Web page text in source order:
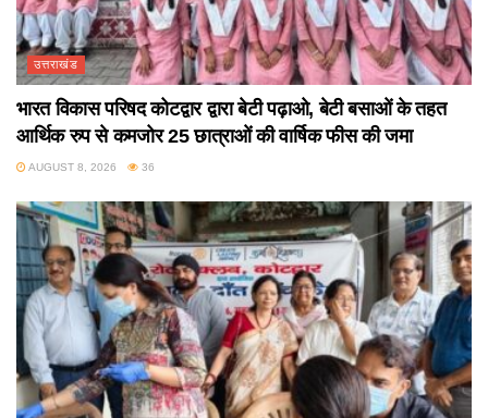
उत्तराखंड
भारत विकास परिषद कोटद्वार द्वारा बेटी पढ़ाओ, बेटी बसाओं के तहत
आर्थिक रुप से कमजोर 25 छात्राओं की वार्षिक फीस की जमा
AUGUST 8, 2026 36